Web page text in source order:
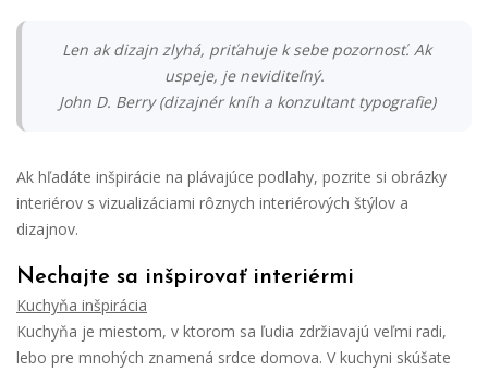
Len ak dizajn zlyhá, priťahuje k sebe pozornosť. Ak
uspeje, je neviditeľný.
John D. Berry (dizajnér kníh a konzultant typografie)
Ak hľadáte inšpirácie na plávajúce podlahy, pozrite si obrázky
interiérov s vizualizáciami rôznych interiérových štýlov a
dizajnov.
Nechajte sa inšpirovať interiérmi
Kuchyňa inšpirácia
Kuchyňa je miestom, v ktorom sa ľudia zdržiavajú veľmi radi,
lebo pre mnohých znamená srdce domova. V kuchyni skúšate